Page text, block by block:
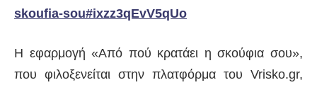
skoufia-sou#ixzz3qEvV5qUo
Η εφαρμογή «Από πού κρατάει η σκούφια σου»,
που φιλοξενείται στην πλατφόρμα του Vrisko.gr,